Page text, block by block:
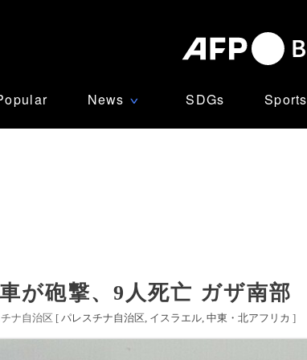
News ∨ SDGs Sports
が砲撃、9人死亡 ガザ南部
ナ自治区 [ パレスチナ自治区 イスラエル 中東・北アフリカ ]